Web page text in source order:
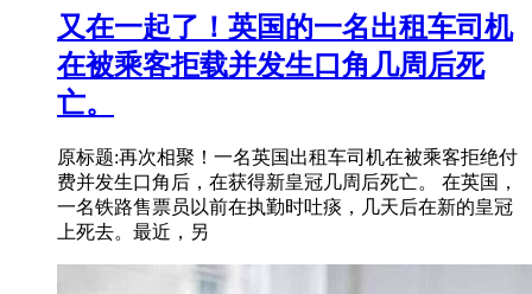
又在一起了！英国的一名出租车司机
在被乘客拒载并发生口角几周后死
亡。
原标题:再次相聚！一名英国出租车司机在被乘客拒绝付
费并发生口角后，在获得新皇冠几周后死亡。 在英国，
一名铁路售票员以前在执勤时吐痰，几天后在新的皇冠
上死去。最近，另